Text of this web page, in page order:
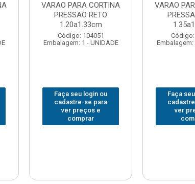
VARAO PARA CORTINA
PRESSAO RETO
1.35a1.48cm
Código: 104060
Embalagem: 1 - UNIDADE
Faça seu login ou
cadastre-se para
ver preços e
comprar
VARAO
Embalagem:
Faça
ver